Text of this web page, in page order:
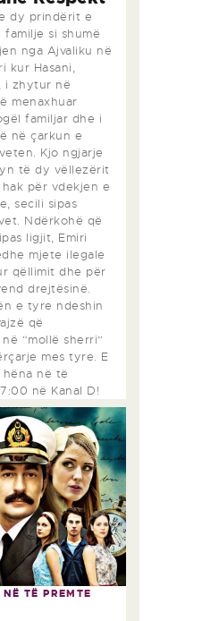
dy prindërit e
si shumë
nga Ajvaliku në
kur Hasani,
i zhytur në
menaxhuar
familjar dhe i
në çarkun e
Kjo ngjarje
të dy vëllezërit
për vdekjen e
secili sipas
Ndërkohë që
ligjit, Emiri
mjete ilegale
qëllimit dhe për
drejtësinë.
e tyre ndeshin
që
“mollë sherri”
mes tyre. E
në të
në Kanal D!
TË PREMTE